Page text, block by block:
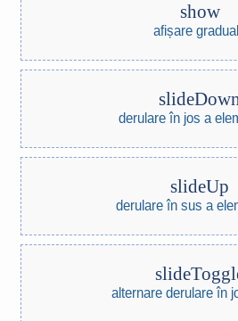
show
afișare
derulare în jos a
slideUp
derulare în sus a
alternare derulare în